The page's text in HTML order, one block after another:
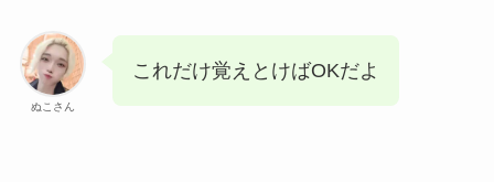
ぬこさん
これだけ覚えとけばOKだよ